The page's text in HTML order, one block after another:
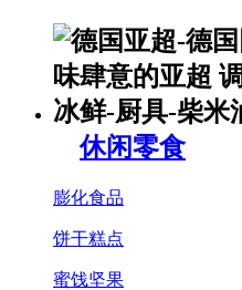
休闲零食
膨化食品
饼干糕点
蜜饯坚果